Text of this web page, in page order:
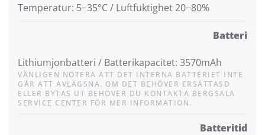
Temperatur: 5−35°C / Luftfuktighet 20−80%
Batteri
Lithiumjonbatteri / Batterikapacitet: 3570mAh
VÄNLIGEN NOTERA ATT DET INTERNA BATTERIET INTE
GÅR ATT AVLÄGSNA. OM DET BEHÖVER ERSÄTTASD
ELLER BYTAS UT BEHÖVER DU KONTAKTA BERGSALA
SERVICE CENTER FÖR MER INFORMATION.
Batteritid